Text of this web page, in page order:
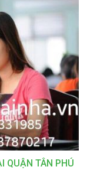
QUẬN TÂN PHÚ